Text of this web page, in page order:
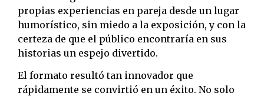
propias experiencias en pareja desde un lugar
humorístico, sin miedo a la exposición, y con la
certeza de que el público encontraría en sus
historias un espejo divertido.
El formato resultó tan innovador que
rápidamente se convirtió en un éxito. No solo